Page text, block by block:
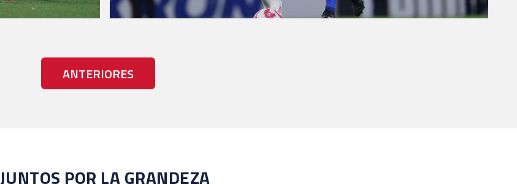
ANTERIORES
JUNTOS POR LA GRANDEZA